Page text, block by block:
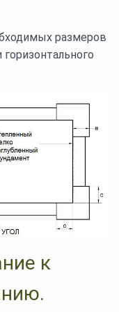
размеров
к